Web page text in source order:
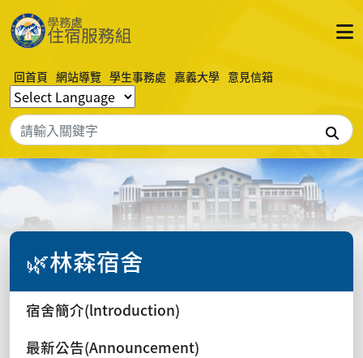
回首頁 網站導覽 學生事務處 嘉義大學 意見信箱
搜尋
🌿林森宿舍
宿舍簡介(lntroduction)
最新公告(Announcement)